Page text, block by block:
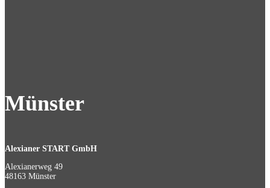
Münster
Alexianer START GmbH
Alexianerweg 49
48163 Münster